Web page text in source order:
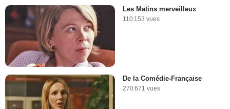
Les Matins merveilleux
110 153 vues
De la Comédie-Française
270 671 vues